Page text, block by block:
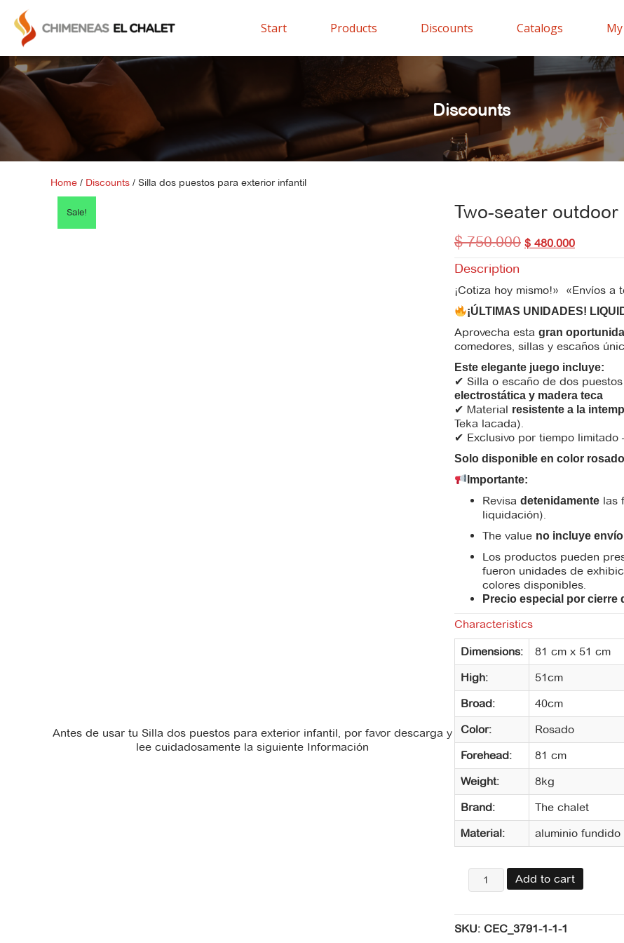
Start Products Discounts Catalogs
Discounts
Home / Discounts / Silla dos puestos para exterior infantil
Sale!
Antes de usar tu Silla dos puestos para exterior infantil, por favor descarga y
lee cuidadosamente la siguiente Información
Two-seater
$750.000 Original
$ 480.000Current
Description
¡Cotiza hoy mismo!» «Envíos a
¡ÚLTIMAS UNIDADES!
Aprovecha esta gran
comedores, sillas y escaños
Este elegante juego incluye:
✔ Silla o escaño de dos puestos
electrostática y madera teca
✔ Material resistente a la
Teka lacada).
✔ Exclusivo por tiempo limitado
Solo disponible en color
Importante:
Revisa detenidamente las
liquidación).
The value no incluye envío
Los productos pueden
fueron unidades de
colores disponibles.
Precio especial por cierre
Characteristics
Dimensions:
81 cm x 51 cm
High:
51cm
Broad:
40cm
Color:
Rosado
Forehead:
81 cm
Weight:
8kg
Brand:
The chalet
Material:
aluminio fundido
Silla
dos
exterior
Add to cart
SKU: CEC_3791-1-1-1